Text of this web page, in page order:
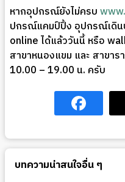
หากอุปกรณ์ยังไม่ครบ
ปกรณ์แคมป์ปิ้ง อุปกรณ์เดิน
online ได้แล้ววันนี้ หรือ
สาขาหนองแขม และ สาขา
10.00 – 19.00 น. ครับ
บทความน่าสนใจอื่น ๆ